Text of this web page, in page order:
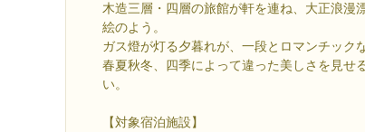
木造三層・四層の旅館が軒を連ね、大正浪漫
絵のよう。
ガス燈が灯る夕暮れが、一段とロマンチック
春夏秋冬、四季によって違った美しさを見せ
い。
【対象宿泊施設】